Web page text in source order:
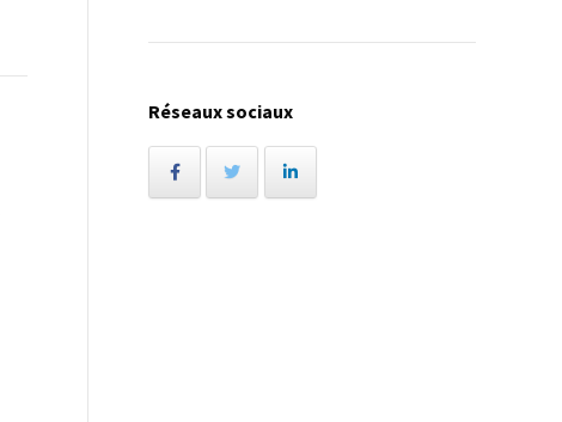
Réseaux sociaux